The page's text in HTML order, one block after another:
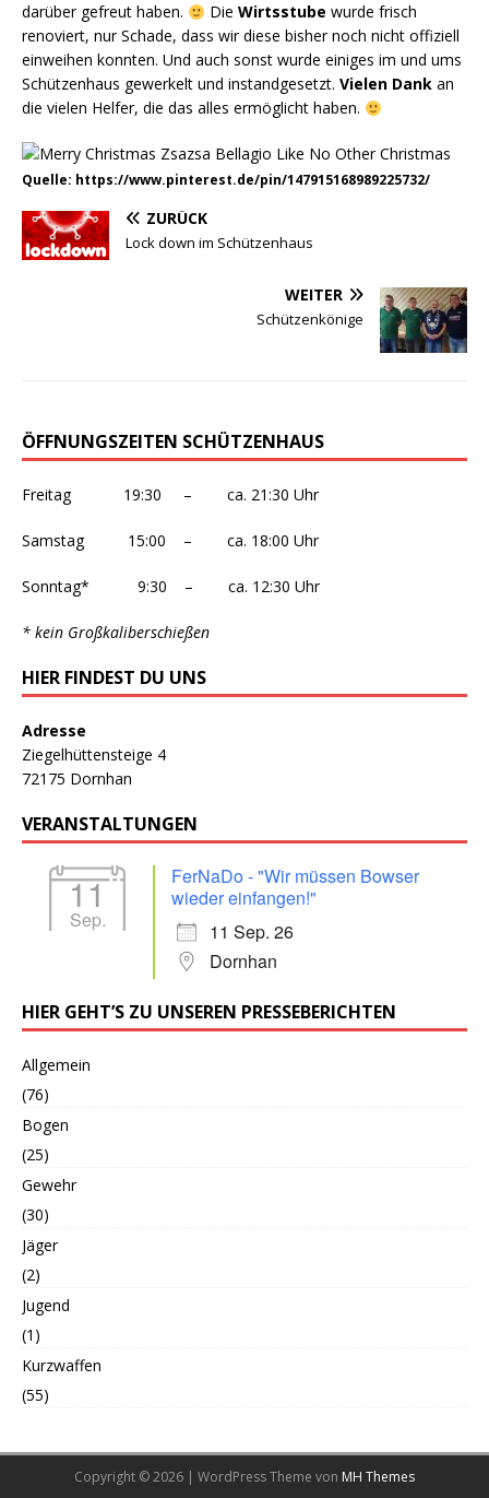
darüber gefreut haben.
Die Wirtsstube wurde frisch
renoviert, nur Schade, dass wir diese bisher noch nicht offiziell
einweihen konnten. Und auch sonst wurde einiges im und ums
Schützenhaus gewerkelt und instandgesetzt. Vielen Dank an
die vielen Helfer, die das alles ermöglicht haben.
Quelle: https://www.pinterest.de/pin/147915168989225732/
ZURÜCK
Lock down im Schützenhaus
WEITER
Schützenkönige
ÖFFNUNGSZEITEN SCHÜTZENHAUS
Freitag 19:30 – ca. 21:30 Uhr
Samstag 15:00 – ca. 18:00 Uhr
Sonntag* 9:30 – ca. 12:30 Uhr
* kein Großkaliberschießen
HIER FINDEST DU UNS
Adresse
Ziegelhüttensteige 4
72175 Dornhan
VERANSTALTUNGEN
11
Sep.
FerNaDo - "Wir müssen Bowser
wieder einfangen!"
11 Sep. 26
Dornhan
HIER GEHT’S ZU UNSEREN PRESSEBERICHTEN
Allgemein
(76)
Bogen
(25)
Gewehr
(30)
Jäger
(2)
Jugend
(1)
Kurzwaffen
(55)
Copyright © 2026 | WordPress Theme von MH Themes